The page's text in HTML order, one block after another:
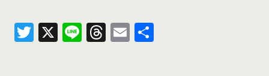
T X Li T E